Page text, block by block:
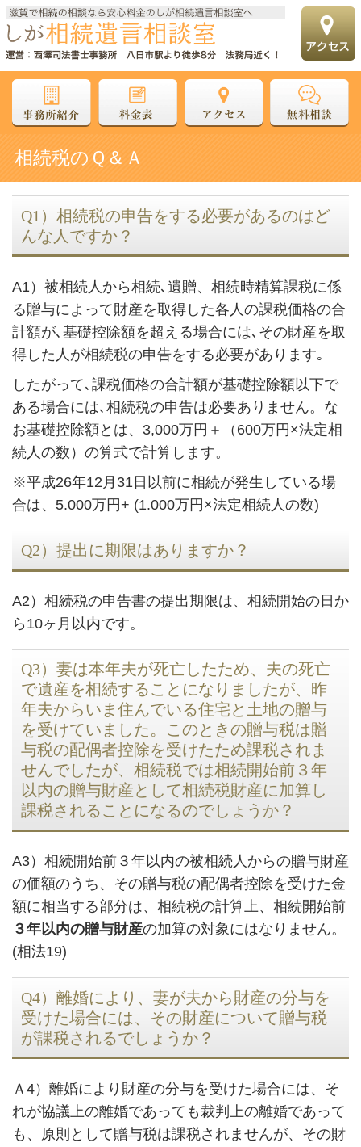
相続税のＱ＆Ａ
Q1）相続税の申告をする必要があるのはど
んな人ですか？
A1）被相続人から相続､遺贈、相続時精算課税に係
る贈与によって財産を取得した各人の課税価格の合
計額が､基礎控除額を超える場合には､その財産を取
得した人が相続税の申告をする必要があります｡
したがって､課税価格の合計額が基礎控除額以下で
ある場合には､相続税の申告は必要ありません。な
お基礎控除額とは、3,000万円＋（600万円×法定相
続人の数）の算式で計算します。
※平成26年12月31日以前に相続が発生している場
合は、5.000万円+ (1.000万円×法定相続人の数)
Q2）提出に期限はありますか？
A2）相続税の申告書の提出期限は、相続開始の日か
ら10ヶ月以内です。
Q3）妻は本年夫が死亡したため、夫の死亡
で遺産を相続することになりましたが、昨
年夫からいま住んでいる住宅と土地の贈与
を受けていました。このときの贈与税は贈
与税の配偶者控除を受けたため課税されま
せんでしたが、相続税では相続開始前３年
以内の贈与財産として相続税財産に加算し
課税されることになるのでしょうか？
A3）相続開始前３年以内の被相続人からの贈与財産
の価額のうち、その贈与税の配偶者控除を受けた金
額に相当する部分は、相続税の計算上、相続開始前
３年以内の贈与財産の加算の対象にはなりません。
(相法19)
Q4）離婚により、妻が夫から財産の分与を
受けた場合には、その財産について贈与税
が課税されるでしょうか？
Ａ4）離婚により財産の分与を受けた場合には、そ
れが協議上の離婚であっても裁判上の離婚であって
も、原則として贈与税は課税されませんが、その財